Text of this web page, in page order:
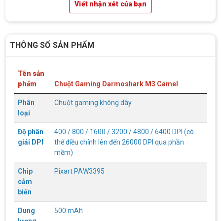
Viết nhận xét của bạn
THÔNG SỐ SẢN PHẨM
Tên sản
phẩm
Chuột Gaming Darmoshark M3 Camel
Phân
loại
Chuột gaming không dây
Độ phân
giải DPI
400 / 800 / 1600 / 3200 / 4800 / 6400 DPI (có
thể điều chỉnh lên đến 26000 DPI qua phần
mềm)
Chip
cảm
biến
Pixart PAW3395
Dung
500 mAh
năm 2000
Hãng ASRock Công Bố 2 dòng Card Đồ